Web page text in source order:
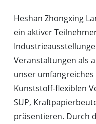
Heshan Zhongxing
ein aktiver
Veranstaltungen als
unser
Kunststoff-flexiblen
SUP,
präsentieren. Durch